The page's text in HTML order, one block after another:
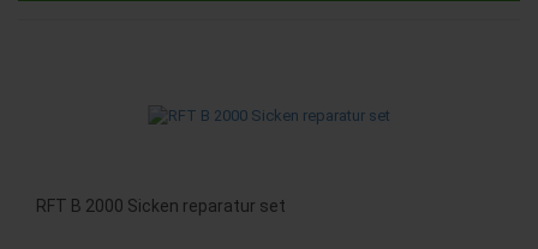
RFT B 2000 Sicken reparatur set